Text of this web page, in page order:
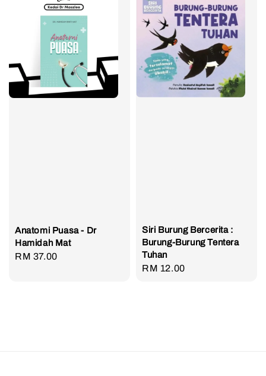
Anatomi Puasa - Dr
Hamidah Mat
Regular
RM 37.00
Siri Burung Bercerita :
Burung-Burung Tentera
Tuhan
Regular
RM 12.00